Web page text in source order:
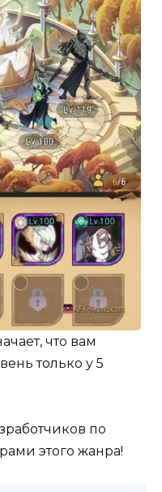
что вам
только у 5
по
этого жанра!